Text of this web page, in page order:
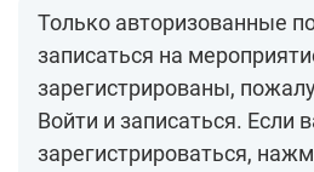
Только авторизованные
записаться на
зарегистрированы,
Войти и записаться. Если
зарегистрироваться,